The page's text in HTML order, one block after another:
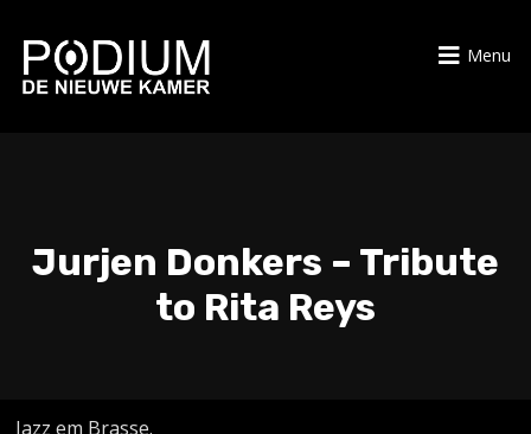
Menu
Jurjen Donkers – Tribute
to Rita Reys
Jazz em Brasse.